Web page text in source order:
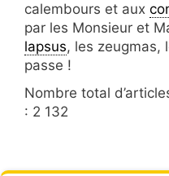
calembours et aux
par les Monsieur et
lapsus, les zeugmas,
passe !
Nombre total
: 2 132